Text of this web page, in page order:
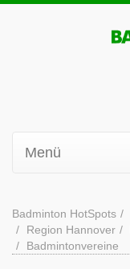
Menü
Badminton HotSpots
Region Hannover
Badmintonvereine